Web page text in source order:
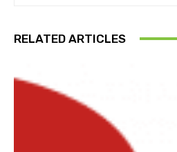
RELATED ARTICLES